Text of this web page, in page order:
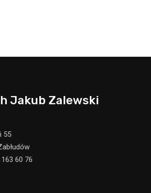
Jakub Zalewski
55
60 76